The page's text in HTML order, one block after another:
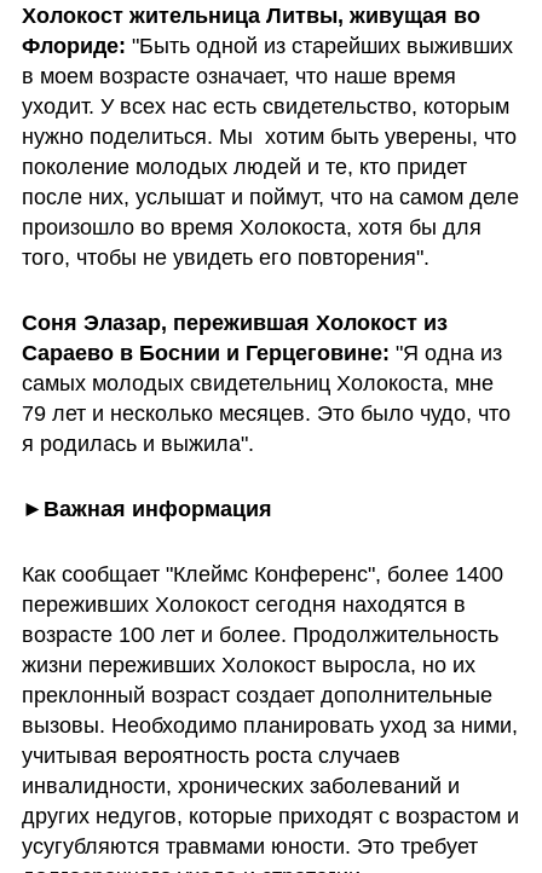
Холокост жительница Литвы, живущая во
Флориде: "Быть одной из старейших выживших
в моем возрасте означает, что наше время
уходит. У всех нас есть свидетельство, которым
нужно поделиться. Мы  хотим быть уверены, что
поколение молодых людей и те, кто придет
после них, услышат и поймут, что на самом деле
произошло во время Холокоста, хотя бы для
того, чтобы не увидеть его повторения".
Соня Элазар, пережившая Холокост из
Сараево в Боснии и Герцеговине: "Я одна из
самых молодых свидетельниц Холокоста, мне
79 лет и несколько месяцев. Это было чудо, что
я родилась и выжила".
►Важная информация
Как сообщает "Клеймс Конференс", более 1400
переживших Холокост сегодня находятся в
возрасте 100 лет и более. Продолжительность
жизни переживших Холокост выросла, но их
преклонный возраст создает дополнительные
вызовы. Необходимо планировать уход за ними,
учитывая вероятность роста случаев
инвалидности, хронических заболеваний и
других недугов, которые приходят с возрастом и
усугубляются травмами юности. Это требует